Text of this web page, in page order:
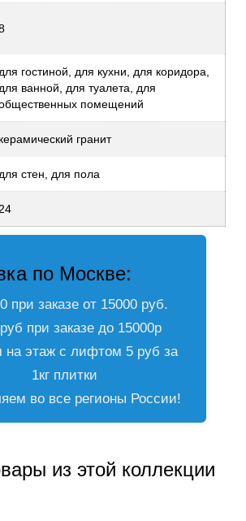
для гостиной, для кухни, для коридора,
для ванной, для туалета, для
помещений
керамический гранит
для стен, для пола
24
по Москве:
при заказе от 15000 руб.
при заказе до 15000р
этаж с лифтом 5 руб за
1кг плитки
во все регионы России!
из этой коллекции